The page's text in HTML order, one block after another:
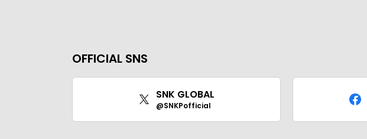
OFFICIAL SNS
SNK GLOBAL
@SNKPofficial